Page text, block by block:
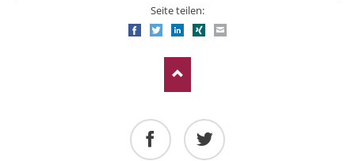
Seite teilen:
FacebookTwitterLinkedIn
Xing